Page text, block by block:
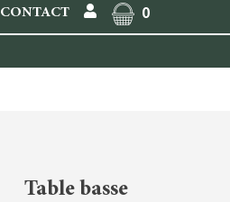
CONTACT 0
Table basse